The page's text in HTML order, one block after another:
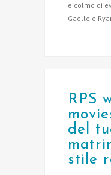
e colmo di
Gaelle e
RPS
del
stile